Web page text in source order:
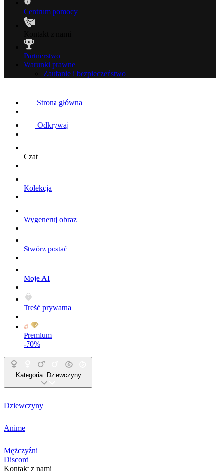
Centrum pomocy
Partnerstwo
Warunki prawne
Zaufanie i bezpieczeństwo
Strona główna
Odkrywaj
Czat
Kolekcja
Wygeneruj obraz
Stwórz postać
Moje AI
Treść prywatna
Premium
-70%
Kategoria: Dziewczyny
Dziewczyny
Anime
Mężczyźni
Discord
Kontakt z nami